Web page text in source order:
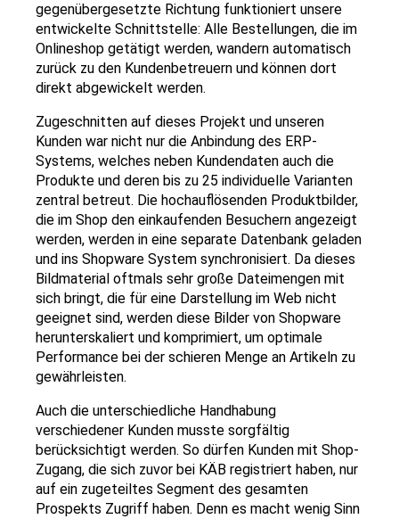
gegenübergesetzte Richtung funktioniert unsere
entwickelte Schnittstelle: Alle Bestellungen, die im
Onlineshop getätigt werden, wandern automatisch
zurück zu den Kundenbetreuern und können dort
direkt abgewickelt werden.
Zugeschnitten auf dieses Projekt und unseren
Kunden war nicht nur die Anbindung des ERP-
Systems, welches neben Kundendaten auch die
Produkte und deren bis zu 25 individuelle Varianten
zentral betreut. Die hochauflösenden Produktbilder,
die im Shop den einkaufenden Besuchern angezeigt
werden, werden in eine separate Datenbank geladen
und ins Shopware System synchronisiert. Da dieses
Bildmaterial oftmals sehr große Dateimengen mit
sich bringt, die für eine Darstellung im Web nicht
geeignet sind, werden diese Bilder von Shopware
herunterskaliert und komprimiert, um optimale
Performance bei der schieren Menge an Artikeln zu
gewährleisten.
Auch die unterschiedliche Handhabung
verschiedener Kunden musste sorgfältig
berücksichtigt werden. So dürfen Kunden mit Shop-
Zugang, die sich zuvor bei KÄB registriert haben, nur
auf ein zugeteiltes Segment des gesamten
Prospekts Zugriff haben. Denn es macht wenig Sinn